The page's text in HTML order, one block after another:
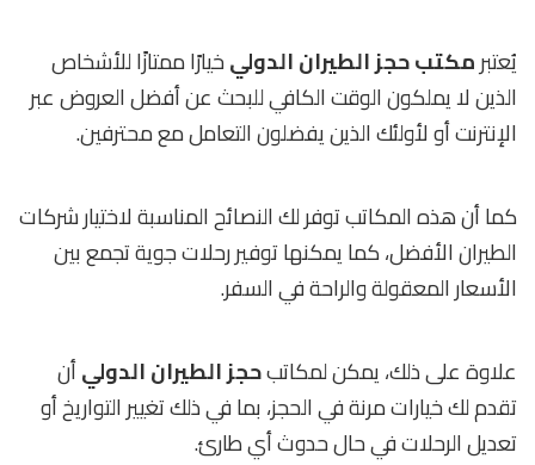
يُعتبرمكتب حجز الطيران الدوليخيارًا ممتازًا للأشخاص
الذين لا يملكون الوقت الكافي للبحث عن أفضل العروض عبر
الإنترنت أو لأولئك الذين يفضلون التعامل مع محترفين.
كما أن هذه المكاتب توفر لك النصائح المناسبة لاختيار شركات
الطيران الأفضل، كما يمكنها توفير رحلات جوية تجمع بين
الأسعار المعقولة والراحة في السفر.
علاوة على ذلك، يمكن لمكاتبحجز الطيران الدوليأن
تقدم لك خيارات مرنة في الحجز، بما في ذلك تغيير التواريخ أو
تعديل الرحلات في حال حدوث أي طارئ.